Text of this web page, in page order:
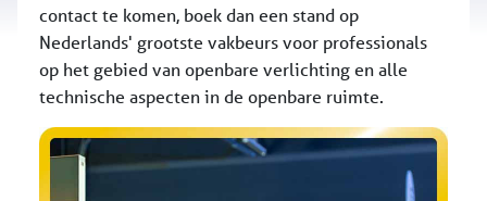
contact te komen, boek dan een stand op
Nederlands' grootste vakbeurs voor professionals
op het gebied van openbare verlichting en alle
technische aspecten in de openbare ruimte.